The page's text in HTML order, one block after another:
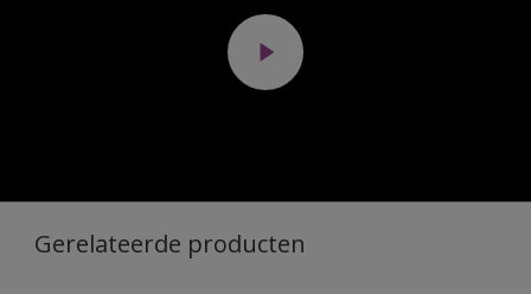
Gerelateerde producten